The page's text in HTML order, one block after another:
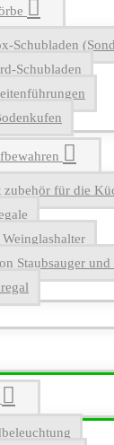
Schubladen
Schubladen
zubehör für die
Staubsauger und